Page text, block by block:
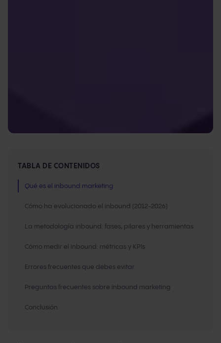
TABLA DE CONTENIDOS
Qué es el inbound marketing
Cómo ha evolucionado el inbound (2012-2026)
La metodología inbound: fases, pilares y herramientas
Cómo medir el inbound: métricas y KPIs
Errores frecuentes que debes evitar
Preguntas frecuentes sobre inbound marketing
Conclusión